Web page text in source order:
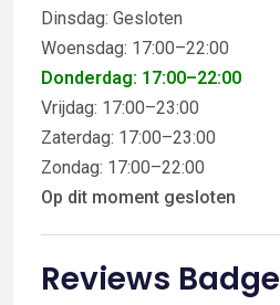
Dinsdag: Gesloten
Woensdag: 17:00–22:00
Donderdag: 17:00–22:00
Vrijdag: 17:00–23:00
Zaterdag: 17:00–23:00
Zondag: 17:00–22:00
Op dit moment gesloten
Reviews Badge